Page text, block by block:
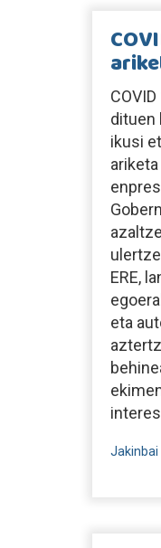
dituen
ikusi
ERE,
eta
Jakinbai